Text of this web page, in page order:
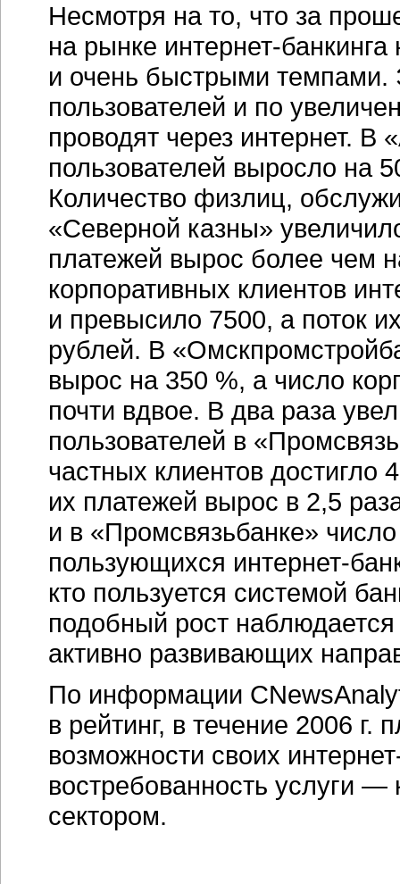
Несмотря на то, что за
на рынке интернет-банкинга
и очень быстрыми темпами.
пользователей и по
проводят через интернет. В
пользователей выросло на
Количество физлиц,
«Северной казны»
платежей вырос более чем
корпоративных клиентов
и превысило 7500, а поток
рублей. В
вырос на 350 %, а число
почти вдвое. В два раза
пользователей в
частных клиентов
их платежей вырос в 2,5
и в «Промсвязьбанке»
пользующихся интернет-
кто пользуется системой
подобный рост
активно развивающих
По информации
в рейтинг, в течение 2006
возможности своих
востребованность услуги
сектором.